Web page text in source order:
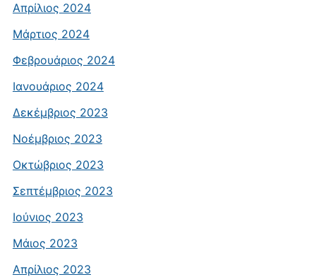
Απρίλιος 2024
Μάρτιος 2024
Φεβρουάριος 2024
Ιανουάριος 2024
Δεκέμβριος 2023
Νοέμβριος 2023
Οκτώβριος 2023
Σεπτέμβριος 2023
Ιούνιος 2023
Μάιος 2023
Απρίλιος 2023